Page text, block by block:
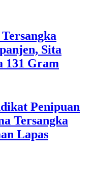
Sita
131 Gram
Penipuan
Tersangka
Lapas